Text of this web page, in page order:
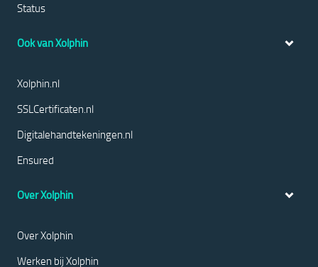
Status
Ook van Xolphin
Xolphin.nl
SSLCertificaten.nl
Digitalehandtekeningen.nl
Ensured
Over Xolphin
Over Xolphin
Werken bij Xolphin